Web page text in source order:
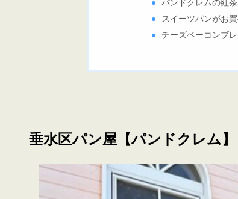
パンドクレムの紅
スイーツパンがお
チーズベーコンブ
垂水区パン屋【パンドクレム】